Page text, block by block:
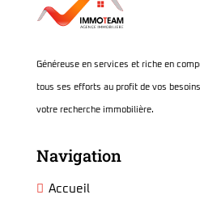
Généreuse en services et riche en
tous ses efforts au profit de vos
votre recherche immobilière.
Navigation
Accueil